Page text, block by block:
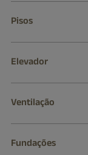
Pisos
Elevador
Ventilação
Fundações